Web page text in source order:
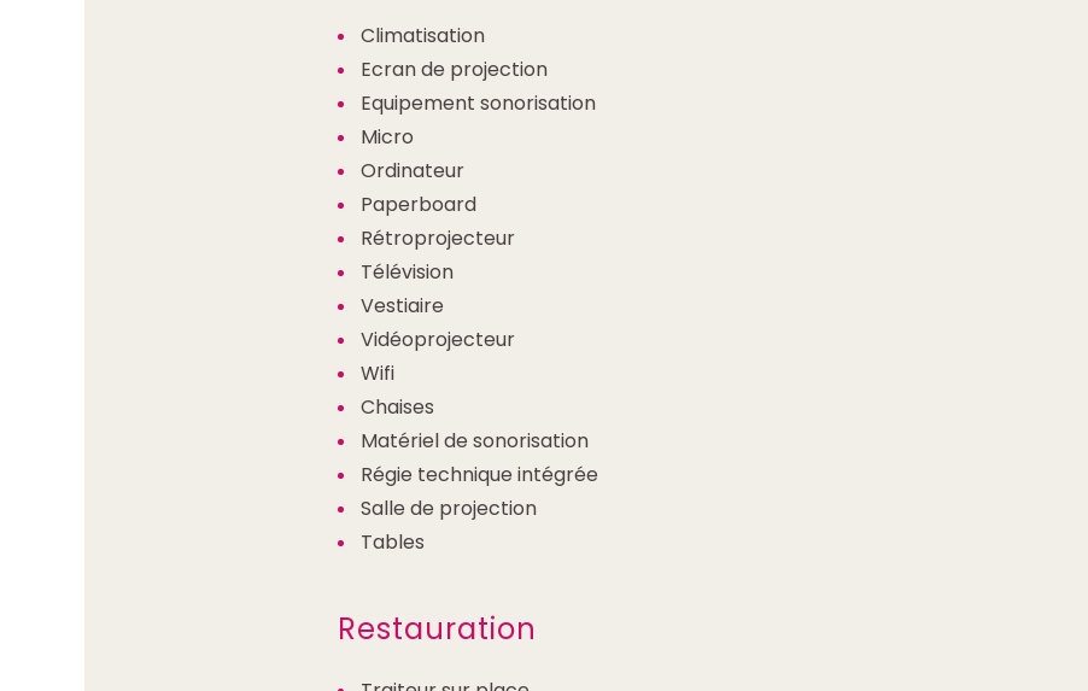
Climatisation
Ecran de projection
Equipement sonorisation
Micro
Ordinateur
Paperboard
Rétroprojecteur
Télévision
Vestiaire
Vidéoprojecteur
Wifi
Chaises
Matériel de sonorisation
Régie technique intégrée
Salle de projection
Tables
Restauration